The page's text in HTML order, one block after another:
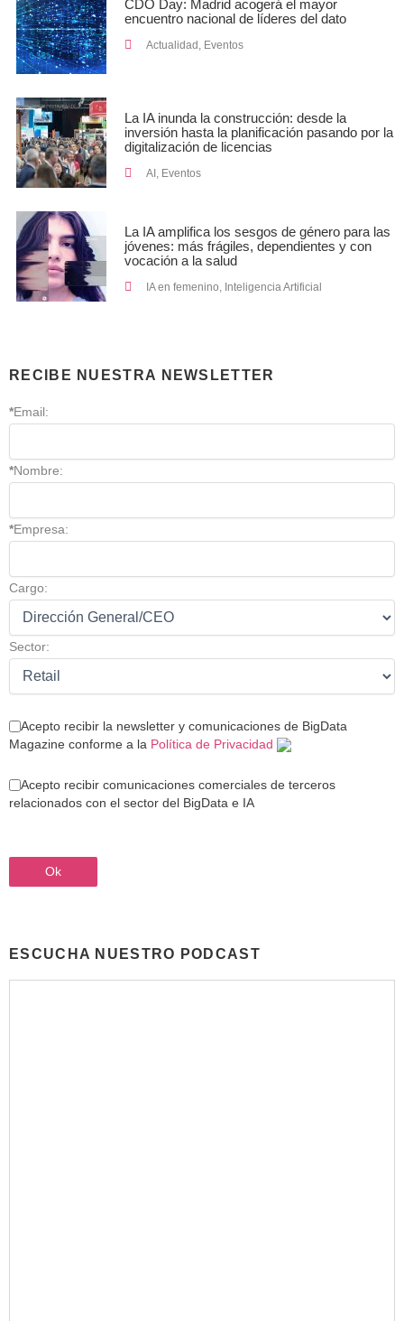
CDO Day: Madrid acogerá el mayor
encuentro nacional de líderes del dato
Actualidad , Eventos
La IA inunda la construcción: desde la
inversión hasta la planificación pasando por la
digitalización de licencias
AI , Eventos
La IA amplifica los sesgos de género para las
jóvenes: más frágiles, dependientes y con
vocación a la salud
IA en femenino Inteligencia Artificial
RECIBE NUESTRA NEWSLETTER
*Email:
*Nombre:
*Empresa:
Cargo:
Sector:
Acepto recibir la newsletter y comunicaciones de BigData
Magazine conforme a la Política de Privacidad
Acepto recibir comunicaciones comerciales de terceros
relacionados con el sector del BigData e IA
ESCUCHA NUESTRO PODCAST